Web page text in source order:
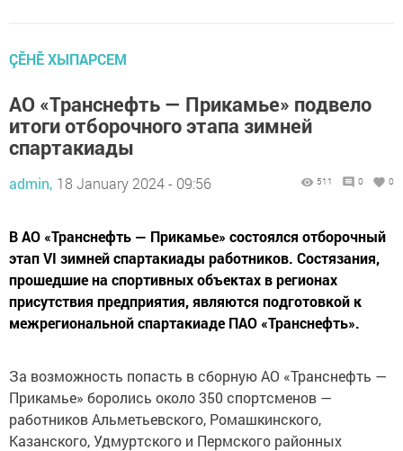
ÇӖНӖ ХЫПАРСЕМ
АО «Транснефть — Прикамье» подвело
итоги отборочного этапа зимней
спартакиады
admin, 18 January 2024 - 09:56 511 0 0
В АО «Транснефть — Прикамье» состоялся отборочный
этап VI зимней спартакиады работников. Состязания,
прошедшие на спортивных объектах в регионах
присутствия предприятия, являются подготовкой к
межрегиональной спартакиаде ПАО «Транснефть».
За возможность попасть в сборную АО «Транснефть —
Прикамье» боролись около 350 спортсменов —
работников Альметьевского, Ромашкинского,
Казанского, Удмуртского и Пермского районных